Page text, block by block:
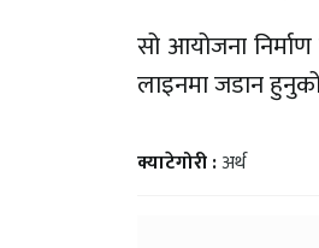
सो आयोजना निर्माण
लाइनमा जडान
क्याटेगोरी :अर्थ